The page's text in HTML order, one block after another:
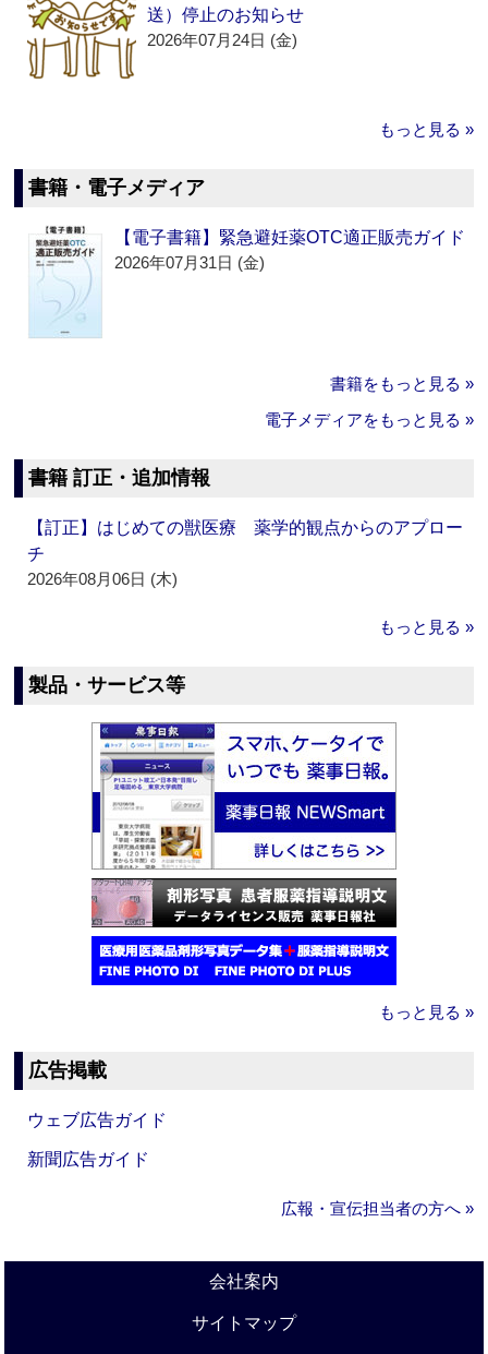
送）停止のお知らせ
2026年07月24日 (金)
もっと見る »
書籍・電子メディア
【電子書籍】緊急避妊薬OTC適正販売ガイド
2026年07月31日 (金)
書籍をもっと見る »
電子メディアをもっと見る »
書籍 訂正・追加情報
【訂正】はじめての獣医療 薬学的観点からのアプロー
チ
2026年08月06日 (木)
もっと見る »
製品・サービス等
もっと見る »
広告掲載
ウェブ広告ガイド
新聞広告ガイド
広報・宣伝担当者の方へ »
会社案内
サイトマップ